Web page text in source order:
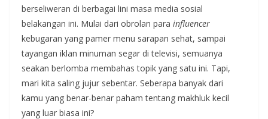
berseliweran di berbagai lini masa media sosial
belakangan ini. Mulai dari obrolan para influencer
kebugaran yang pamer menu sarapan sehat, sampai
tayangan iklan minuman segar di televisi, semuanya
seakan berlomba membahas topik yang satu ini. Tapi,
mari kita saling jujur sebentar. Seberapa banyak dari
kamu yang benar-benar paham tentang makhluk kecil
yang luar biasa ini?